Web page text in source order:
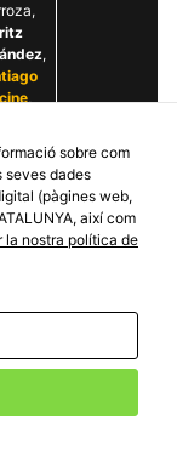
,
,
Pirri
de la
sobre com
seves dades
(pàgines web,
així com
la nostra política de